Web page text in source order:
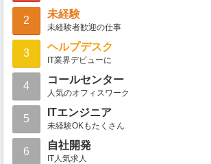
2
未経験
未経験者歓迎の仕事
3
ヘルプデスク
IT業界デビューに
4
コールセンター
人気のオフィスワーク
5
ITエンジニア
未経験OKもたくさん
6
自社開発
IT人気求人